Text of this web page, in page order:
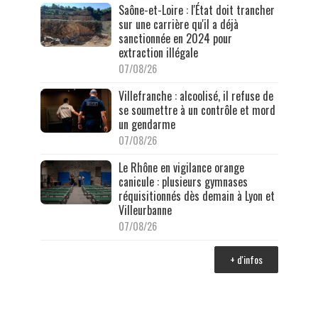
Saône-et-Loire : l'État doit trancher
sur une carrière qu'il a déjà
sanctionnée en 2024 pour
extraction illégale
07/08/26
Villefranche : alcoolisé, il refuse de
se soumettre à un contrôle et mord
un gendarme
07/08/26
Le Rhône en vigilance orange
canicule : plusieurs gymnases
réquisitionnés dès demain à Lyon et
Villeurbanne
07/08/26
+ d'infos